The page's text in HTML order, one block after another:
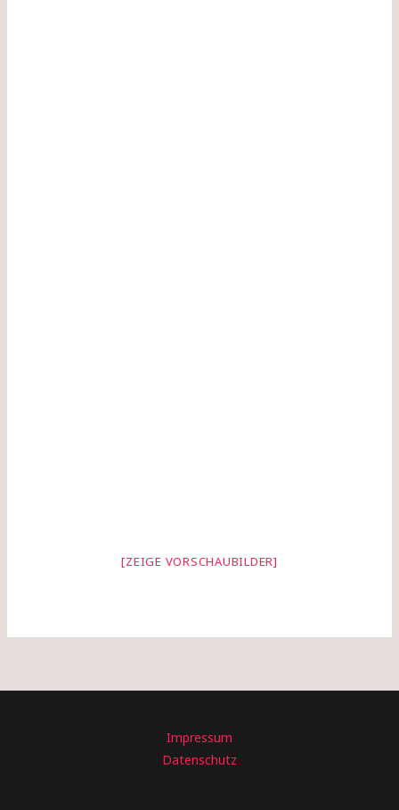
[ZEIGE VORSCHAUBILDER]
Impressum
Datenschutz